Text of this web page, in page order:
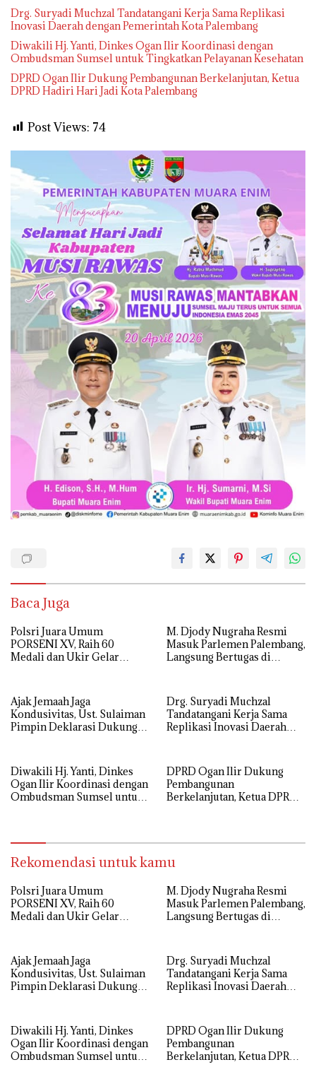
Drg. Suryadi Muchzal Tandatangani Kerja Sama Replikasi
Inovasi Daerah dengan Pemerintah Kota Palembang
Diwakili Hj. Yanti, Dinkes Ogan Ilir Koordinasi dengan
Ombudsman Sumsel untuk Tingkatkan Pelayanan Kesehatan
DPRD Ogan Ilir Dukung Pembangunan Berkelanjutan, Ketua
DPRD Hadiri Hari Jadi Kota Palembang
Post Views: 74
Baca Juga
Polsri Juara Umum
PORSENI XV, Raih 60
Medali dan Ukir Gelar
M. Djody Nugraha Resmi
Masuk Parlemen Palembang,
Langsung Bertugas di
Ajak Jemaah Jaga
Kondusivitas, Ust. Sulaiman
Pimpin Deklarasi Dukung
Drg. Suryadi Muchzal
Tandatangani Kerja Sama
Replikasi Inovasi Daerah
Diwakili Hj. Yanti, Dinkes
Ogan Ilir Koordinasi dengan
Ombudsman Sumsel untuk
DPRD Ogan Ilir Dukung
Pembangunan
Berkelanjutan, Ketua DPRD
Rekomendasi untuk kamu
Polsri Juara Umum
PORSENI XV, Raih 60
Medali dan Ukir Gelar
M. Djody Nugraha Resmi
Masuk Parlemen Palembang,
Langsung Bertugas di
Ajak Jemaah Jaga
Kondusivitas, Ust. Sulaiman
Pimpin Deklarasi Dukung
Drg. Suryadi Muchzal
Tandatangani Kerja Sama
Replikasi Inovasi Daerah
Diwakili Hj. Yanti, Dinkes
Ogan Ilir Koordinasi dengan
Ombudsman Sumsel untuk
DPRD Ogan Ilir Dukung
Pembangunan
Berkelanjutan, Ketua DPRD